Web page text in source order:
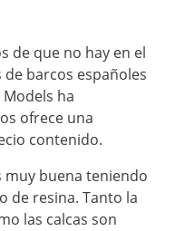
de que no hay en el
barcos españoles
ha
ofrece una
contenido.
muy buena teniendo
de resina. Tanto la
las calcas son